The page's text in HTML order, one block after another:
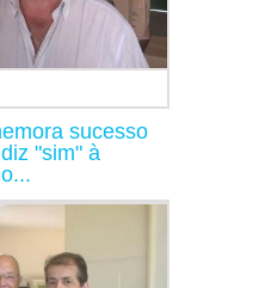
sucesso
"sim" à